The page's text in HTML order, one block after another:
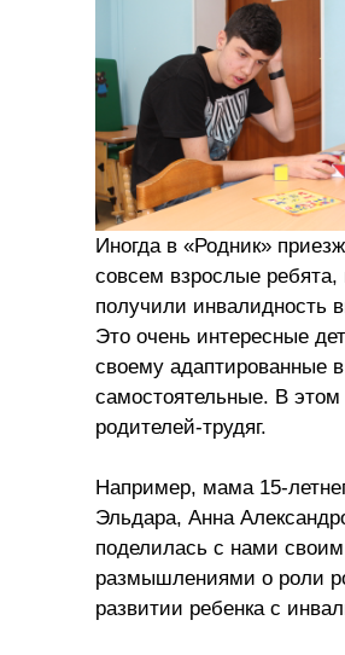
Иногда в «Родник»
совсем взрослые ребята,
получили инвалидность
Это очень интересные
своему адаптированные
самостоятельные. В этом
родителей-трудяг.
Например, мама 15-
Эльдара, Анна
поделилась с нами
размышлениями о роли
развитии ребенка с